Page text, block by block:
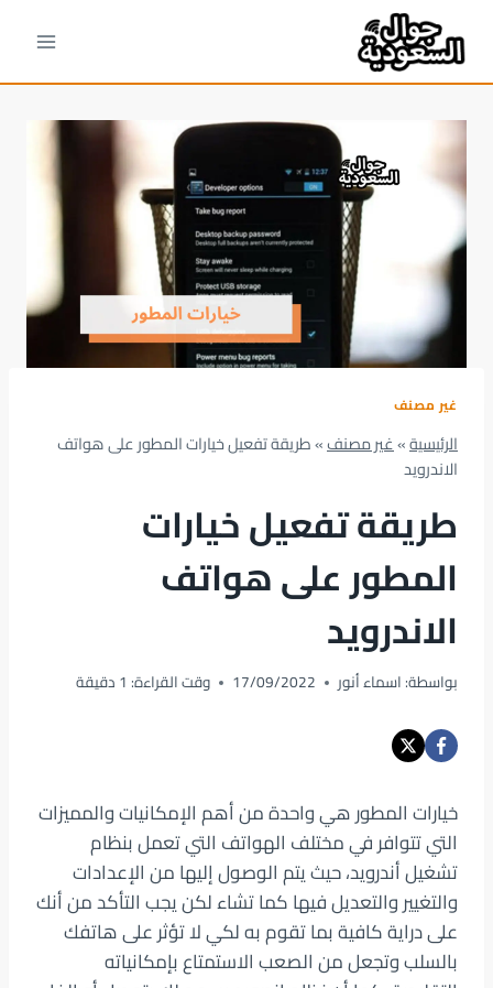
المحتوى
غير مصنف
الرئيسية»غير مصنف»طريقة تفعيل خيارات المطور على هواتف
الاندرويد
طريقة تفعيل خيارات
المطور على هواتف
الاندرويد
بواسطة:اسماء أنور 17/09/2022 وقت القراءة: 1دقيقة
خيارات المطور هي واحدة من أهم الإمكانيات والمميزات
التي تتوافر في مختلف الهواتف التي تعمل بنظام
تشغيل أندرويد، حيث يتم الوصول إليها من الإعدادات
والتغيير والتعديل فيها كما تشاء لكن يجب التأكد من أنك
على دراية كافية بما تقوم به لكي لا تؤثر على هاتفك
بالسلب وتجعل من الصعب الاستمتاع بإمكانياته